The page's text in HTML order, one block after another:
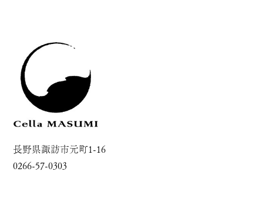
長野県諏訪市元町1-16
0266-57-0303